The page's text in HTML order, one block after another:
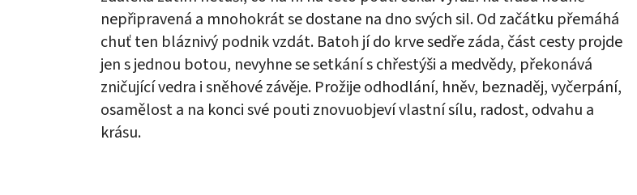
nepřipravená a mnohokrát se dostane na dno svých sil. Od začátku přemáhá
chuť ten bláznivý podnik vzdát. Batoh jí do krve sedře záda, část cesty projde
jen s jednou botou, nevyhne se setkání s chřestýši a medvědy, překonává
zničující vedra i sněhové závěje. Prožije odhodlání, hněv, beznaděj, vyčerpání,
osamělost a na konci své pouti znovuobjeví vlastní sílu, radost, odvahu a
krásu.